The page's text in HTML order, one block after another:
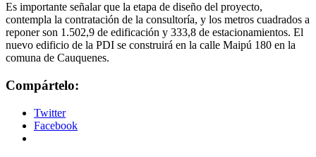
Es importante señalar que la etapa de diseño del proyecto,
contempla la contratación de la consultoría, y los metros cuadrados a
reponer son 1.502,9 de edificación y 333,8 de estacionamientos. El
nuevo edificio de la PDI se construirá en la calle Maipú 180 en la
comuna de Cauquenes.
Compártelo:
Twitter
Facebook